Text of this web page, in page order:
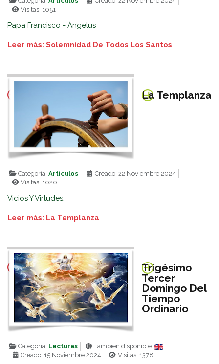
Visitas: 1051
Papa Francisco - Ángelus
Leer más: Solemnidad De Todos Los Santos
La Templanza
Categoría:Artículos
Creado: 22 Noviembre 2024
Visitas: 1020
Vicios Y Virtudes.
Leer más: La Templanza
Trigésimo
Tercer
Domingo Del
Tiempo
Ordinario
Categoría: Lecturas
También disponible:
Creado: 15 Noviembre 2024
Visitas: 1378